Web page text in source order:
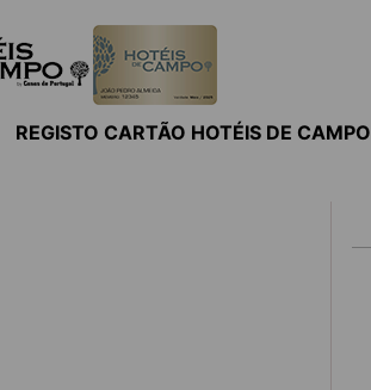
REGISTO CARTÃO HOTÉIS DE CAMPO